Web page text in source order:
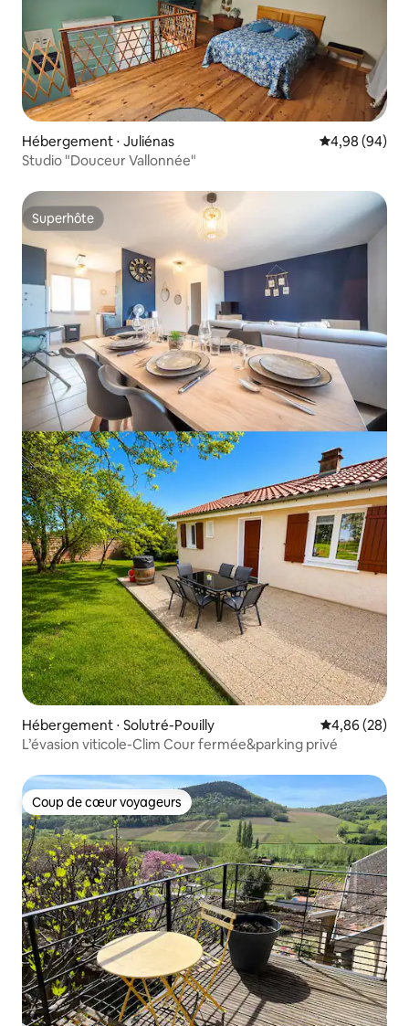
Hébergement ⋅ Juliénas Évaluation
4,98 (94)
Studio "Douceur Vallonnée"
Superhôte
Superhôte
Hébergement ⋅ Solutré-Pouilly Évaluation
4,86 (28)
L’évasion viticole-Clim Cour fermée&parking privé
Coup de cœur voyageurs
Coup de cœur voyageurs